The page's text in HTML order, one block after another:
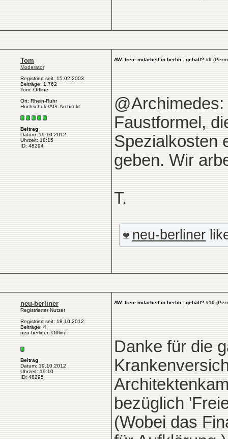
Tom
Moderator
Registriert seit: 15.02.2003
Beiträge: 1.762
Tom: Offline
Ort: Rhein-Ruhr
Hochschule/AG: Architekt
Beitrag
Datum: 19.10.2012
Uhrzeit: 18:15
ID: 48294
AW: freie mitarbeit in berlin - gehalt? #9 (
Faustformel,
Spezialkosten
geben. Wir
T.
neu-berliner
neu-berliner
Registrierter Nutzer
Registriert seit: 18.10.2012
Beiträge: 4
neu-berliner: Offline
Beitrag
Datum: 19.10.2012
Uhrzeit: 19:10
ID: 48295
AW: freie mitarbeit in berlin - gehalt? #10 (
Danke für die
bezüglich
(Wobei das